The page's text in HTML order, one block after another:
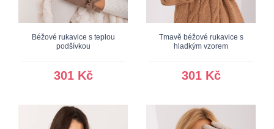
Béžové rukavice s teplou
podšívkou
301 Kč
Tmavě béžové rukavice s
hladkým vzorem
301 Kč